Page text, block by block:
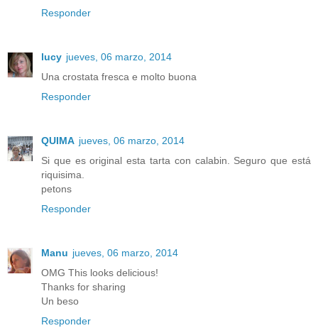
Responder
lucy jueves, 06 marzo, 2014
Una crostata fresca e molto buona
Responder
QUIMA jueves, 06 marzo, 2014
Si que es original esta tarta con calabin. Seguro que está
riquisima.
petons
Responder
Manu jueves, 06 marzo, 2014
OMG This looks delicious!
Thanks for sharing
Un beso
Responder